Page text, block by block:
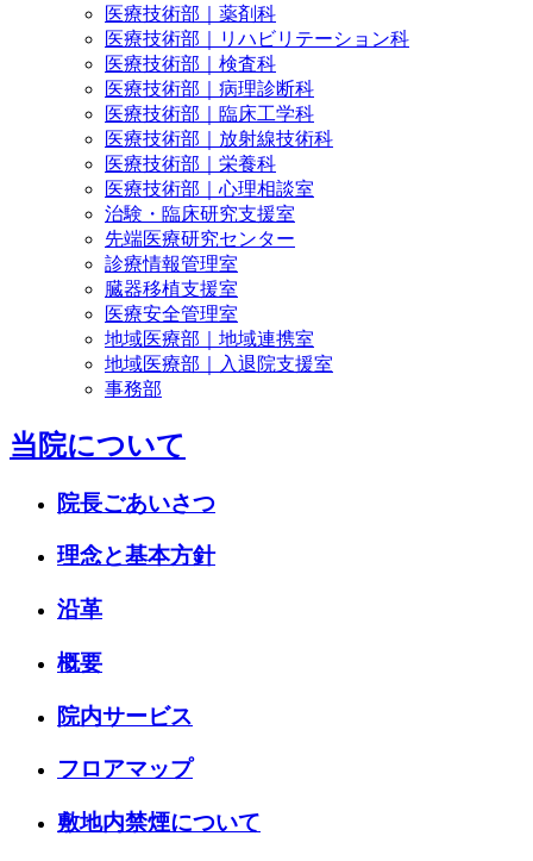
医療技術部｜薬剤科
医療技術部｜リハビリテーション科
医療技術部｜検査科
医療技術部｜病理診断科
医療技術部｜臨床工学科
医療技術部｜放射線技術科
医療技術部｜栄養科
医療技術部｜心理相談室
治験・臨床研究支援室
先端医療研究センター
診療情報管理室
臓器移植支援室
医療安全管理室
地域医療部｜地域連携室
地域医療部｜入退院支援室
事務部
当院について
院長ごあいさつ
理念と基本方針
沿革
概要
院内サービス
フロアマップ
敷地内禁煙について